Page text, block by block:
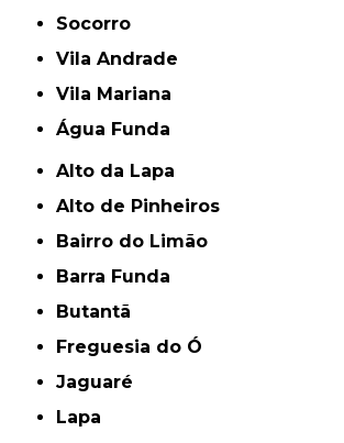
Socorro
Vila Andrade
Vila Mariana
Água Funda
Alto da Lapa
Alto de Pinheiros
Bairro do Limão
Barra Funda
Butantã
Freguesia do Ó
Jaguaré
Lapa